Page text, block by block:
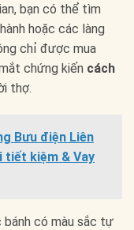
bạn có thể tìm
hoặc các làng
chỉ được mua
chứng kiến cách
thợ.
Bưu điện Liên
tiết kiệm & Vay
bánh có màu sắc tự